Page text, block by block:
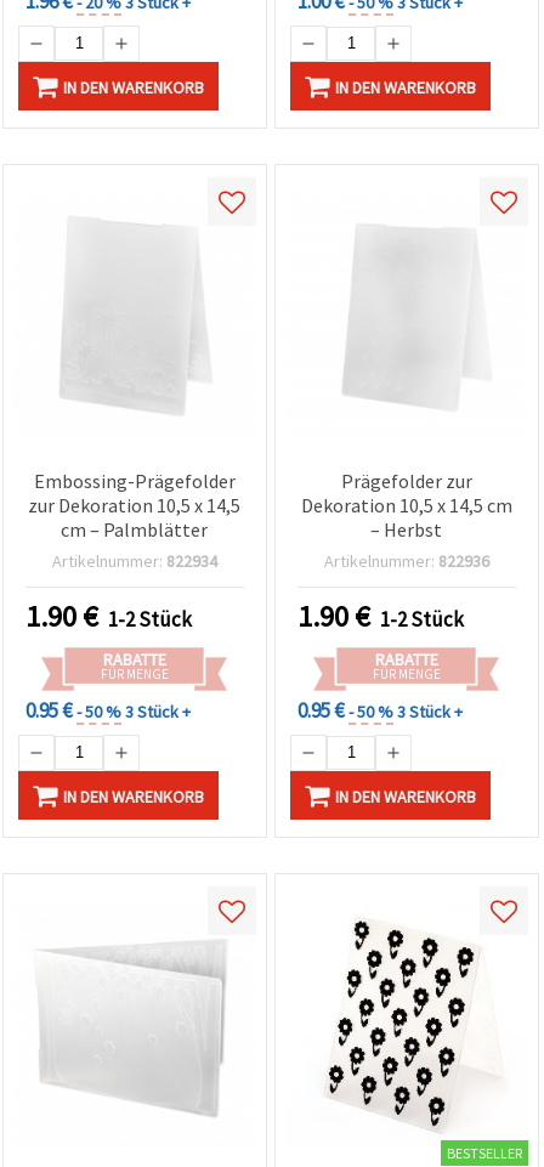
können Sie
jederzeit
ändern
oder
widerrufen.
Impressum
Datenschutzerklärung
Richtlinie
IN DEN WARENKORB IN DEN WARENKORB
Embossing-Prägefolder
zur Dekoration 10,5 x 14,5
cm – Palmblätter
Artikelnummer: 822934
1.90€ 1-2 Stück
RABATTE
FÜR MENGE
0.95 €- 50 %3 Stück +
IN DEN WARENKORB
Prägefolder zur
Dekoration 10,5 x 14,5 cm
– Herbst
Artikelnummer: 822936
1.90€ 1-2 Stück
RABATTE
FÜR MENGE
0.95 €- 50 %3 Stück +
IN DEN WARENKORB
BESTSELLER